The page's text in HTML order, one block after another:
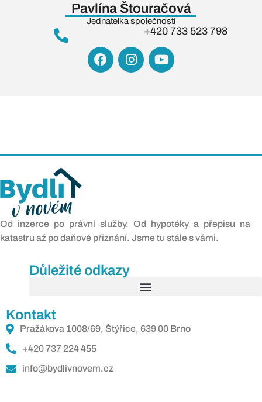
Pavlína Štouračová
Jednatelka společnosti
+420 733 523 798
Od inzerce po právní služby. Od hypotéky a přepisu na
katastru až po daňové přiznání. Jsme tu stále s vámi.
Důležité odkazy
Kontakt
Pražákova 1008/69, Štýřice, 639 00 Brno
+420 737 224 455
info@bydlivnovem.cz